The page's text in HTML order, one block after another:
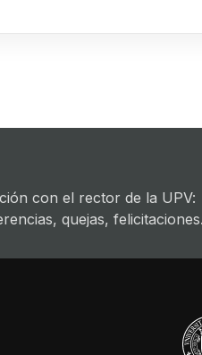
con el rector de la UPV:
quejas,